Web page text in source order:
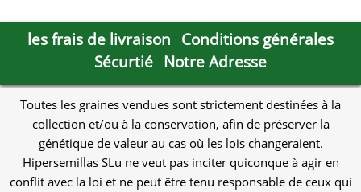
les frais de livraison Conditions générales
Sécurtié Notre Adresse
Toutes les graines vendues sont strictement destinées à la
collection et/ou à la conservation, afin de préserver la
génétique de valeur au cas où les lois changeraient.
Hipersemillas SLu ne veut pas inciter quiconque à agir en
conflit avec la loi et ne peut être tenu responsable de ceux qui